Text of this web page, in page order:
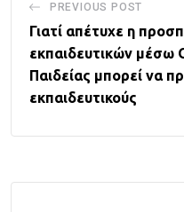
PREVIOUS POST
Γιατί απέτυχε η
εκπαιδευτικών
Παιδείας μπορεί να
εκπαιδευτικούς